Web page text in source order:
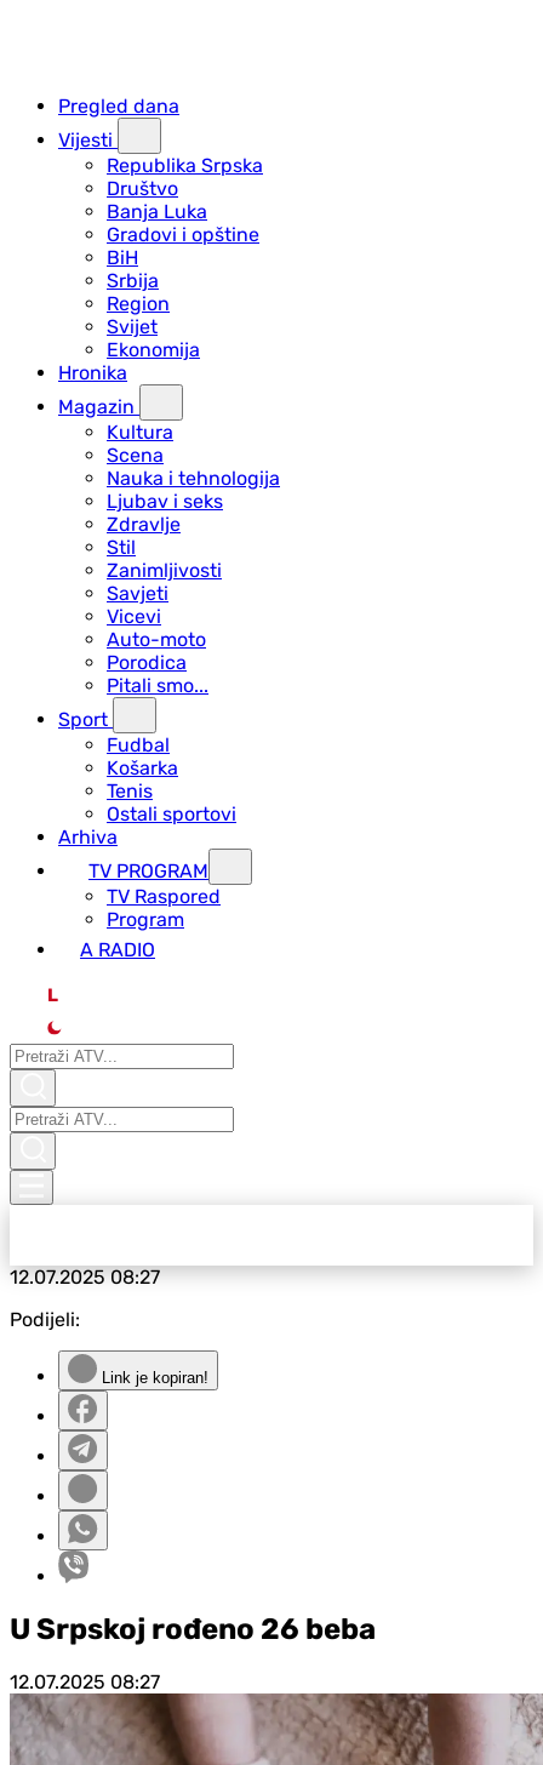
Pregled dana
Vijesti
Republika Srpska
Društvo
Banja Luka
Gradovi i opštine
BiH
Srbija
Region
Svijet
Ekonomija
Hronika
Magazin
Kultura
Scena
Nauka i tehnologija
Ljubav i seks
Zdravlje
Stil
Zanimljivosti
Savjeti
Vicevi
Auto-moto
Porodica
Pitali smo...
Sport
Fudbal
Košarka
Tenis
Ostali sportovi
Arhiva
TV PROGRAM
ТV Raspored
Program
A RADIO
L
12.07.202508:27
Podijeli:
Link je kopiran!
U Srpskoj rođeno 26 beba
12.07.2025 08:27